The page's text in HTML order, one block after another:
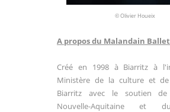
© Olivier Houeix
A propos du Malandain
Créé en 1998 à Biarritz à
Ministère de la culture et
Biarritz avec le soutien
Nouvelle-Aquitaine et